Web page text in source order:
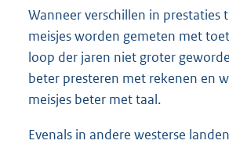
Wanneer verschillen in prestaties
meisjes worden gemeten met
loop der jaren niet groter
beter presteren met rekenen en
meisjes beter met taal.
Evenals in andere westerse